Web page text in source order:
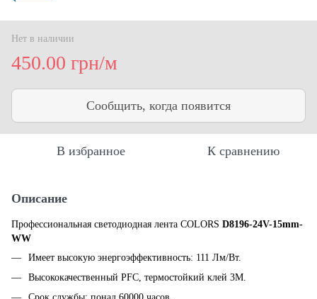
Нет в наличии
450.00 грн/м
Сообщить, когда появится
В избранное К сравнению
Описание
Профессиональная светодиодная лента COLORS D8196-24V-15mm-
WW
Имеет высокую энергоэффективность: 111 Лм/Вт.
Высококачественный PFC, термостойкий клей 3M.